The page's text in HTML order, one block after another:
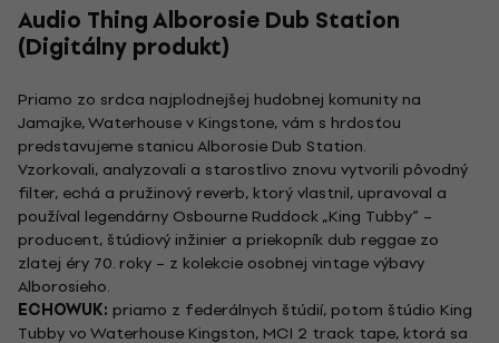
Audio Thing Alborosie Dub Station
(Digitálny produkt)
Priamo zo srdca najplodnejšej hudobnej komunity na
Jamajke, Waterhouse v Kingstone, vám s hrdosťou
predstavujeme stanicu Alborosie Dub Station.
Vzorkovali, analyzovali a starostlivo znovu vytvorili pôvodný
filter, echá a pružinový reverb, ktorý vlastnil, upravoval a
používal legendárny Osbourne Ruddock „King Tubby“ –
producent, štúdiový inžinier a priekopník dub reggae zo
zlatej éry 70. roky – z kolekcie osobnej vintage výbavy
Alborosieho.
ECHOWUK: priamo z federálnych štúdií, potom štúdio King
Tubby vo Waterhouse Kingston, MCI 2 track tape, ktorá sa